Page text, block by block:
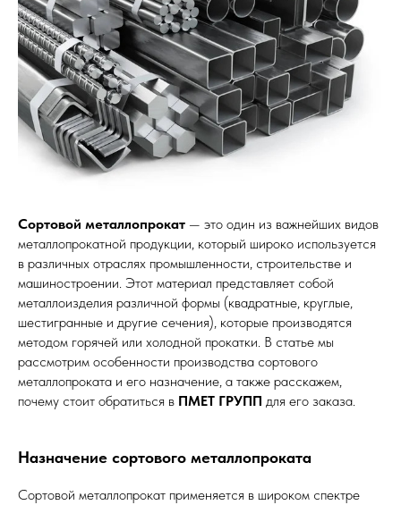
Сортовой металлопрокат — это один из важнейших видов
металлопрокатной продукции, который широко используется
в различных отраслях промышленности, строительстве и
машиностроении. Этот материал представляет собой
металлоизделия различной формы (квадратные, круглые,
шестигранные и другие сечения), которые производятся
методом горячей или холодной прокатки. В статье мы
рассмотрим особенности производства сортового
металлопроката и его назначение, а также расскажем,
почему стоит обратиться в ПМЕТ ГРУПП для его заказа.
Назначение сортового металлопроката
Сортовой металлопрокат применяется в широком спектре